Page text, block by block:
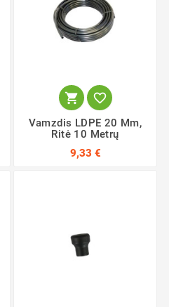
 
Vamzdis LDPE 20 Mm,
Ritė 10 Metrų
9,33 €